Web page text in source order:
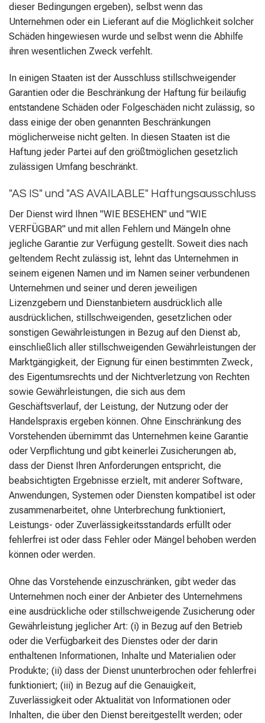
dieser Bedingungen ergeben), selbst wenn das
Unternehmen oder ein Lieferant auf die Möglichkeit solcher
Schäden hingewiesen wurde und selbst wenn die Abhilfe
ihren wesentlichen Zweck verfehlt.
In einigen Staaten ist der Ausschluss stillschweigender
Garantien oder die Beschränkung der Haftung für beiläufig
entstandene Schäden oder Folgeschäden nicht zulässig, so
dass einige der oben genannten Beschränkungen
möglicherweise nicht gelten. In diesen Staaten ist die
Haftung jeder Partei auf den größtmöglichen gesetzlich
zulässigen Umfang beschränkt.
"AS IS" und "AS AVAILABLE" Haftungsausschluss
Der Dienst wird Ihnen "WIE BESEHEN" und "WIE
VERFÜGBAR" und mit allen Fehlern und Mängeln ohne
jegliche Garantie zur Verfügung gestellt. Soweit dies nach
geltendem Recht zulässig ist, lehnt das Unternehmen in
seinem eigenen Namen und im Namen seiner verbundenen
Unternehmen und seiner und deren jeweiligen
Lizenzgebern und Dienstanbietern ausdrücklich alle
ausdrücklichen, stillschweigenden, gesetzlichen oder
sonstigen Gewährleistungen in Bezug auf den Dienst ab,
einschließlich aller stillschweigenden Gewährleistungen der
Marktgängigkeit, der Eignung für einen bestimmten Zweck,
des Eigentumsrechts und der Nichtverletzung von Rechten
sowie Gewährleistungen, die sich aus dem
Geschäftsverlauf, der Leistung, der Nutzung oder der
Handelspraxis ergeben können. Ohne Einschränkung des
Vorstehenden übernimmt das Unternehmen keine Garantie
oder Verpflichtung und gibt keinerlei Zusicherungen ab,
dass der Dienst Ihren Anforderungen entspricht, die
beabsichtigten Ergebnisse erzielt, mit anderer Software,
Anwendungen, Systemen oder Diensten kompatibel ist oder
zusammenarbeitet, ohne Unterbrechung funktioniert,
Leistungs- oder Zuverlässigkeitsstandards erfüllt oder
fehlerfrei ist oder dass Fehler oder Mängel behoben werden
können oder werden.
Ohne das Vorstehende einzuschränken, gibt weder das
Unternehmen noch einer der Anbieter des Unternehmens
eine ausdrückliche oder stillschweigende Zusicherung oder
Gewährleistung jeglicher Art: (i) in Bezug auf den Betrieb
oder die Verfügbarkeit des Dienstes oder der darin
enthaltenen Informationen, Inhalte und Materialien oder
Produkte; (ii) dass der Dienst ununterbrochen oder fehlerfrei
funktioniert; (iii) in Bezug auf die Genauigkeit,
Zuverlässigkeit oder Aktualität von Informationen oder
Inhalten, die über den Dienst bereitgestellt werden; oder